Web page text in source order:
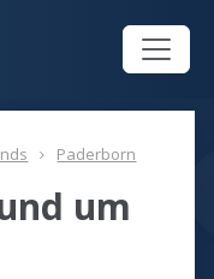
Paderborn
um